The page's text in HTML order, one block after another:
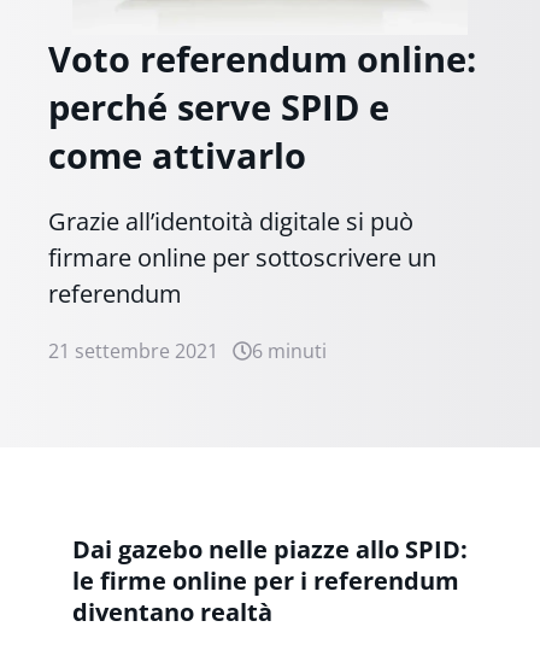
Voto referendum online:
perché serve SPID e
come attivarlo
Grazie all’identoità digitale si può
firmare online per sottoscrivere un
referendum
21 settembre 2021 6 minuti
Dai gazebo nelle piazze allo SPID:
le firme online per i referendum
diventano realtà